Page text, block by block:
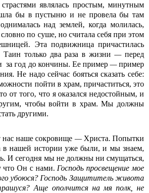
являлась простым, минутным
бы в пустыню и не провела бы там
над землей, когда молилась,
по суше, но считала себя при этом
Эта подвижница причастилась
только два раза в жизни—перед
за год до кончины. Ее пример —пример
Не надо сейчас бояться сказать себе:
пойти в храм, причаститься, это
от того, что я оказался недостойным, и
чтобы войти в храм. Мы должны
другими.
наше сокровище —Христа. Попытки
в нашей истории уже были, и мы знаем,
И сегодня мы не должны ни смущаться,
что Он с нами. Господь просвещение мое
убоюся? Господь Защититель живота
Аще ополчится на мя полк, не